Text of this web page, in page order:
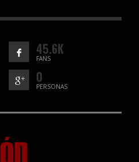
45.6K
FANS
0
PERSONAS